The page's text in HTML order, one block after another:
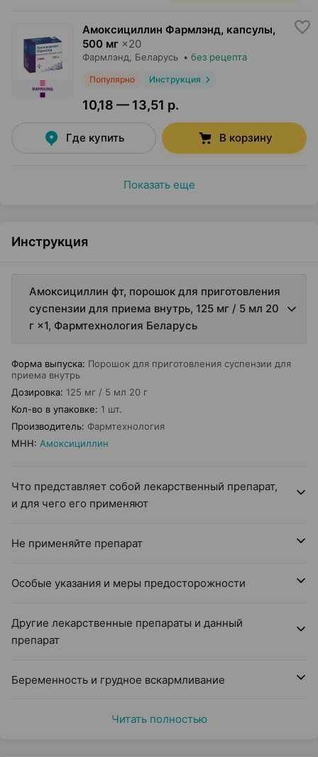
Амоксициллин Фармлэнд, капсулы,
500 мг ×20
Фармлэнд , Беларусь • без рецепта
Популярно Инструкция
10,18 — 13,51 р.
Где купить В корзину
Показать еще
Инструкция
Амоксициллин фт, порошок для приготовления
суспензии для приема внутрь, 125 мг / 5 мл 20
г ×1, Фармтехнология Беларусь
Форма выпуска: Порошок для приготовления суспензии для
приема внутрь
Дозировка: 125 мг / 5 мл 20 г
Кол-во в упаковке: 1 шт.
Производитель: Фармтехнология
МНН: Амоксициллин
Что представляет собой лекарственный препарат,
и для чего его применяют
Не применяйте препарат
Особые указания и меры предосторожности
Другие лекарственные препараты и данный
препарат
Беременность и грудное вскармливание
Читать полностью